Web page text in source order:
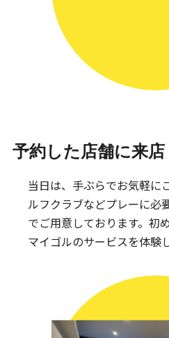
予約した店舗に来店
当日は、手ぶらでお気軽に
ルフクラブなどプレーに必
でご用意しております。初
マイゴルのサービスを体験